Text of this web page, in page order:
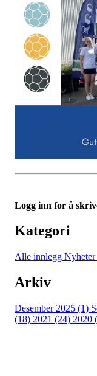
Logg inn for å
Kategori
Alle innlegg
Arkiv
Desember 2025 (1)
(18) 2021 (24) 2020